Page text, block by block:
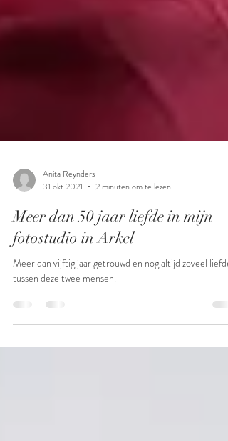
Anita Reynders
31 okt 2021
2 minuten om te lezen
Meer dan 50 jaar liefde in mijn
fotostudio in Arkel
Meer dan vijftig jaar getrouwd en nog altijd zoveel liefde
tussen deze twee mensen.